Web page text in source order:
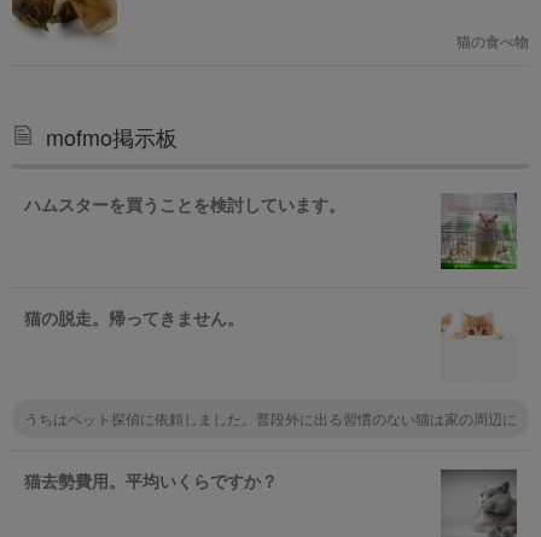
猫の食べ物
mofmo掲示板
ハムスターを買うことを検討しています。
猫の脱走。帰ってきません。
うちはペット探偵に依頼しました。普段外に出る習慣のない猫は家の周辺に
かで、夜に探してましたよ。
猫去勢費用。平均いくらですか？